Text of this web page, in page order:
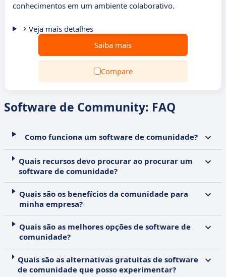
conhecimentos em um ambiente colaborativo.
Veja mais detalhes
Saiba mais
Compare
Software de Community: FAQ
Como funciona um software de comunidade?
Quais recursos devo procurar ao procurar um
software de comunidade?
Quais são os benefícios da comunidade para
minha empresa?
Quais são as melhores opções de software de
comunidade?
Quais são as alternativas gratuitas de software
de comunidade que posso experimentar?